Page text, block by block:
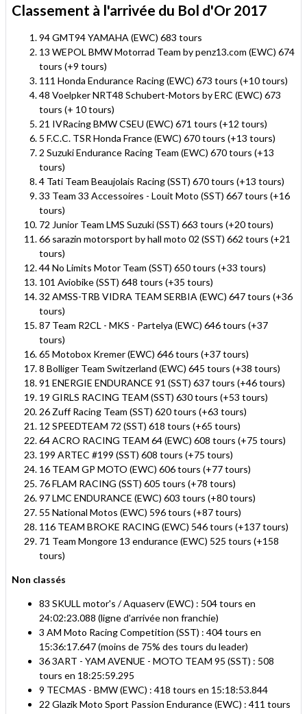
Classement à l'arrivée du Bol d'Or 2017
94 GMT94 YAMAHA (EWC) 683 tours
13 WEPOL BMW Motorrad Team by penz13.com (EWC) 674
tours (+9 tours)
111 Honda Endurance Racing (EWC) 673 tours (+10 tours)
48 Voelpker NRT48 Schubert-Motors by ERC (EWC) 673
tours (+ 10 tours)
21 IVRacing BMW CSEU (EWC) 671 tours (+12 tours)
5 F.C.C. TSR Honda France (EWC) 670 tours (+13 tours)
2 Suzuki Endurance Racing Team (EWC) 670 tours (+13
tours)
4 Tati Team Beaujolais Racing (SST) 670 tours (+13 tours)
33 Team 33 Accessoires - Louit Moto (SST) 667 tours (+16
tours)
72 Junior Team LMS Suzuki (SST) 663 tours (+20 tours)
66 sarazin motorsport by hall moto 02 (SST) 662 tours (+21
tours)
44 No Limits Motor Team (SST) 650 tours (+33 tours)
101 Aviobike (SST) 648 tours (+35 tours)
32 AMSS-TRB VIDRA TEAM SERBIA (EWC) 647 tours (+36
tours)
87 Team R2CL - MKS - Partelya (EWC) 646 tours (+37
tours)
65 Motobox Kremer (EWC) 646 tours (+37 tours)
8 Bolliger Team Switzerland (EWC) 645 tours (+38 tours)
91 ENERGIE ENDURANCE 91 (SST) 637 tours (+46 tours)
19 GIRLS RACING TEAM (SST) 630 tours (+53 tours)
26 Zuff Racing Team (SST) 620 tours (+63 tours)
12 SPEEDTEAM 72 (SST) 618 tours (+65 tours)
64 ACRO RACING TEAM 64 (EWC) 608 tours (+75 tours)
199 ARTEC #199 (SST) 608 tours (+75 tours)
16 TEAM GP MOTO (EWC) 606 tours (+77 tours)
76 FLAM RACING (SST) 605 tours (+78 tours)
97 LMC ENDURANCE (EWC) 603 tours (+80 tours)
55 National Motos (EWC) 596 tours (+87 tours)
116 TEAM BROKE RACING (EWC) 546 tours (+137 tours)
71 Team Mongore 13 endurance (EWC) 525 tours (+158
tours)
Non classés
83 SKULL motor's / Aquaserv (EWC) : 504 tours en
24:02:23.088 (ligne d'arrivée non franchie)
3 AM Moto Racing Competition (SST) : 404 tours en
15:36:17.647 (moins de 75% des tours du leader)
36 3ART - YAM AVENUE - MOTO TEAM 95 (SST) : 508
tours en 18:25:59.295
9 TECMAS - BMW (EWC) : 418 tours en 15:18:53.844
22 Glazik Moto Sport Passion Endurance (EWC) : 411 tours